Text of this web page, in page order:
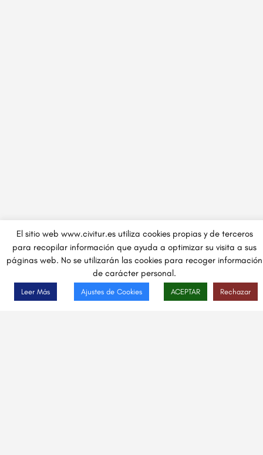
El sitio web www.civitur.es utiliza cookies propias y de terceros
para recopilar información que ayuda a optimizar su visita a sus
páginas web. No se utilizarán las cookies para recoger información
de carácter personal.
Leer Más Ajustes de Cookies ACEPTAR Rechazar